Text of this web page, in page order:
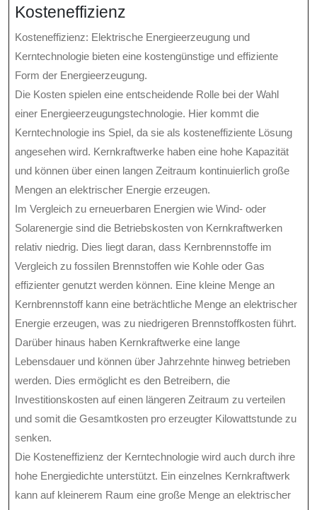
Kosteneffizienz
Kosteneffizienz: Elektrische Energieerzeugung und
Kerntechnologie bieten eine kostengünstige und effiziente
Form der Energieerzeugung.
Die Kosten spielen eine entscheidende Rolle bei der Wahl
einer Energieerzeugungstechnologie. Hier kommt die
Kerntechnologie ins Spiel, da sie als kosteneffiziente Lösung
angesehen wird. Kernkraftwerke haben eine hohe Kapazität
und können über einen langen Zeitraum kontinuierlich große
Mengen an elektrischer Energie erzeugen.
Im Vergleich zu erneuerbaren Energien wie Wind- oder
Solarenergie sind die Betriebskosten von Kernkraftwerken
relativ niedrig. Dies liegt daran, dass Kernbrennstoffe im
Vergleich zu fossilen Brennstoffen wie Kohle oder Gas
effizienter genutzt werden können. Eine kleine Menge an
Kernbrennstoff kann eine beträchtliche Menge an elektrischer
Energie erzeugen, was zu niedrigeren Brennstoffkosten führt.
Darüber hinaus haben Kernkraftwerke eine lange
Lebensdauer und können über Jahrzehnte hinweg betrieben
werden. Dies ermöglicht es den Betreibern, die
Investitionskosten auf einen längeren Zeitraum zu verteilen
und somit die Gesamtkosten pro erzeugter Kilowattstunde zu
senken.
Die Kosteneffizienz der Kerntechnologie wird auch durch ihre
hohe Energiedichte unterstützt. Ein einzelnes Kernkraftwerk
kann auf kleinerem Raum eine große Menge an elektrischer